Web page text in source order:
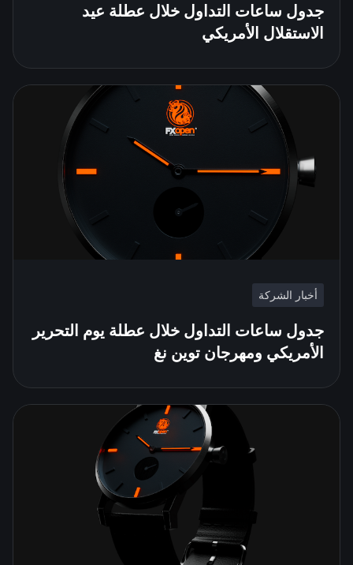
جدول ساعات التداول خلال عطلة عيد
الاستقلال الأمريكي
أخبار الشركة
جدول ساعات التداول خلال عطلة يوم التحرير
الأمريكي ومهرجان توين نغ